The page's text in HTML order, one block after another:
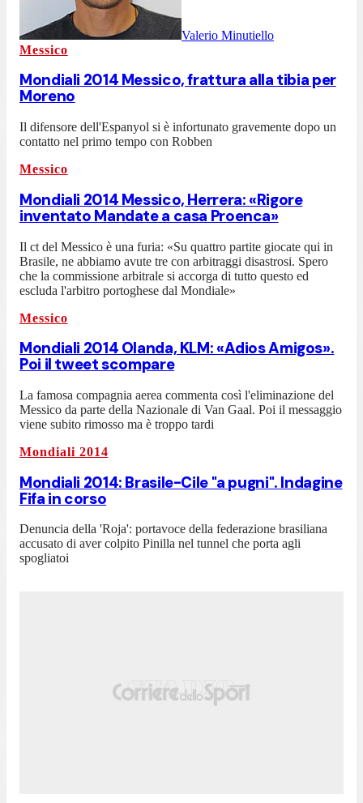
Valerio Minutiello
Messico
Mondiali 2014 Messico, frattura alla tibia per
Moreno
Il difensore dell'Espanyol si è infortunato gravemente dopo un
contatto nel primo tempo con Robben
Messico
Mondiali 2014 Messico, Herrera: «Rigore
inventato Mandate a casa Proenca»
Il ct del Messico è una furia: «Su quattro partite giocate qui in
Brasile, ne abbiamo avute tre con arbitraggi disastrosi. Spero
che la commissione arbitrale si accorga di tutto questo ed
escluda l'arbitro portoghese dal Mondiale»
Messico
Mondiali 2014 Olanda, KLM: «Adios Amigos».
Poi il tweet scompare
La famosa compagnia aerea commenta così l'eliminazione del
Messico da parte della Nazionale di Van Gaal. Poi il messaggio
viene subito rimosso ma è troppo tardi
Mondiali 2014
Mondiali 2014: Brasile-Cile "a pugni". Indagine
Fifa in corso
Denuncia della 'Roja': portavoce della federazione brasiliana
accusato di aver colpito Pinilla nel tunnel che porta agli
spogliatoi